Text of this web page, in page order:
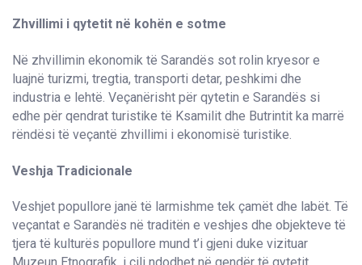
Zhvillimi i qytetit në kohën e sotme
Në zhvillimin ekonomik të Sarandës sot rolin kryesor e
luajnë turizmi, tregtia, transporti detar, peshkimi dhe
industria e lehtë. Veçanërisht për qytetin e Sarandës si
edhe për qendrat turistike të Ksamilit dhe Butrintit ka marrë
rëndësi të veçantë zhvillimi i ekonomisë turistike.
Veshja Tradicionale
Veshjet popullore janë të larmishme tek çamët dhe labët. Të
veçantat e Sarandës në traditën e veshjes dhe objekteve të
tjera të kulturës popullore mund t’i gjeni duke vizituar